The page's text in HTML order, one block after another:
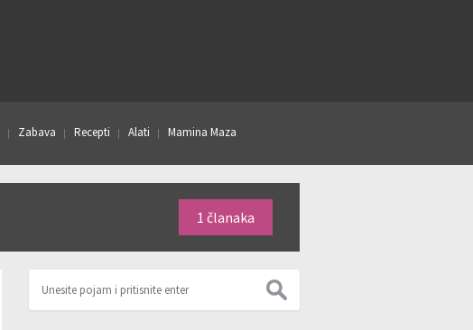
Zabava Recepti Alati Mamina Maza
1 članaka